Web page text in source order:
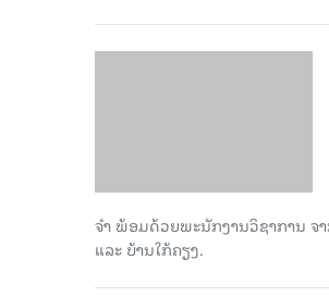
ຈໍາ ພ້ອມດ້ວຍພະນັກງານວິຊາການ ຈ
ແລະ ບ້ານໃກ້ຄຽງ.